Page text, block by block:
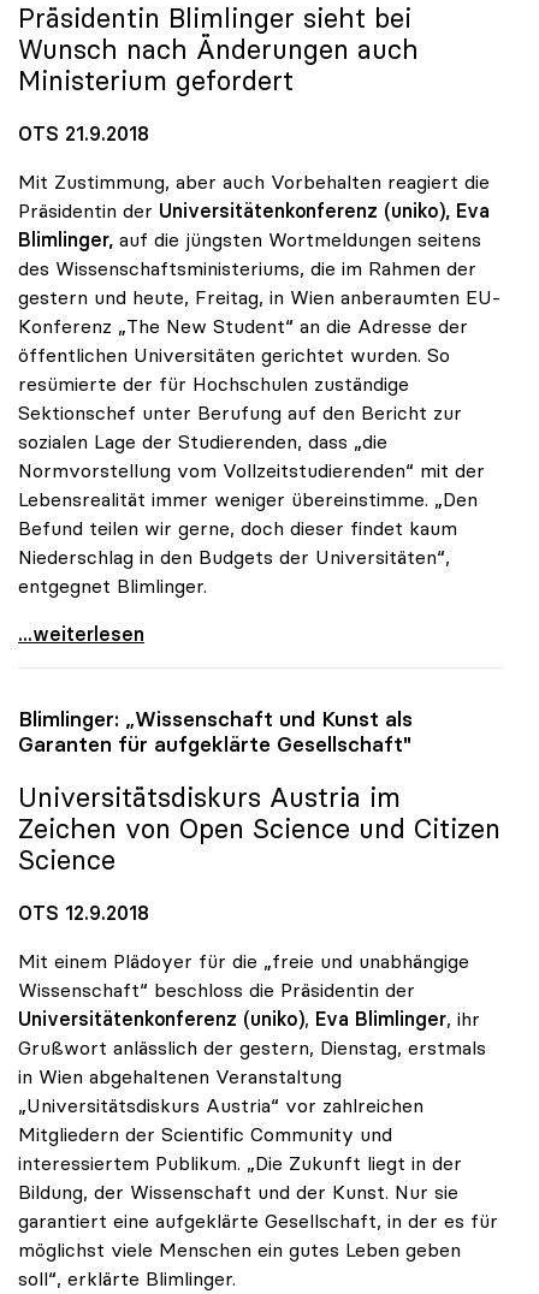
Präsidentin Blimlinger sieht bei
Wunsch nach Änderungen auch
Ministerium gefordert
OTS 21.9.2018
Mit Zustimmung, aber auch Vorbehalten reagiert die
Präsidentin der Universitätenkonferenz (uniko), Eva
Blimlinger, auf die jüngsten Wortmeldungen seitens
des Wissenschaftsministeriums, die im Rahmen der
gestern und heute, Freitag, in Wien anberaumten EU-
Konferenz „The New Student“ an die Adresse der
öffentlichen Universitäten gerichtet wurden. So
resümierte der für Hochschulen zuständige
Sektionschef unter Berufung auf den Bericht zur
sozialen Lage der Studierenden, dass „die
Normvorstellung vom Vollzeitstudierenden“ mit der
Lebensrealität immer weniger übereinstimme. „Den
Befund teilen wir gerne, doch dieser findet kaum
Niederschlag in den Budgets der Universitäten“,
entgegnet Blimlinger.
uniko: Realität des Studierenden im Widerspruch zu
...weiterlesen
Blimlinger: „Wissenschaft und Kunst als
Garanten für aufgeklärte Gesellschaft"
Universitätsdiskurs Austria im
Zeichen von Open Science und Citizen
Science
OTS 12.9.2018
Mit einem Plädoyer für die „freie und unabhängige
Wissenschaft“ beschloss die Präsidentin der
Universitätenkonferenz (uniko), Eva Blimlinger, ihr
Grußwort anlässlich der gestern, Dienstag, erstmals
in Wien abgehaltenen Veranstaltung
„Universitätsdiskurs Austria“ vor zahlreichen
Mitgliedern der Scientific Community und
interessiertem Publikum. „Die Zukunft liegt in der
Bildung, der Wissenschaft und der Kunst. Nur sie
garantiert eine aufgeklärte Gesellschaft, in der es für
möglichst viele Menschen ein gutes Leben geben
soll“, erklärte Blimlinger.